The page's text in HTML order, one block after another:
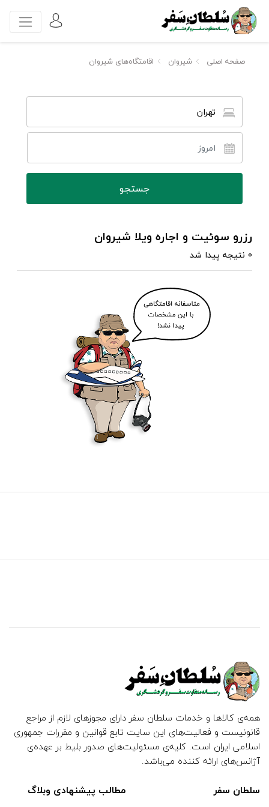
صفحه اصلی شیروان اقامتگاه‌های شیروان
تهران
رزرو سوئیت و اجاره ویلا شیروان
0 نتیجه پیدا شد
همه‌ی کالاها و خدمات سلطان سفر دارای مجوزهای لازم از مراجع
قانونیست و فعالیت‌های این سایت تابع قوانین و مقررات جمهوری
اسلامی ایران است. کلیه‌ی مسئولیت‌های صدور بلیط بر عهده‌ی
آژانس‌های ارائه کننده می‌باشد.
سلطان سفر مطالب پیشنهادی وبلاگ